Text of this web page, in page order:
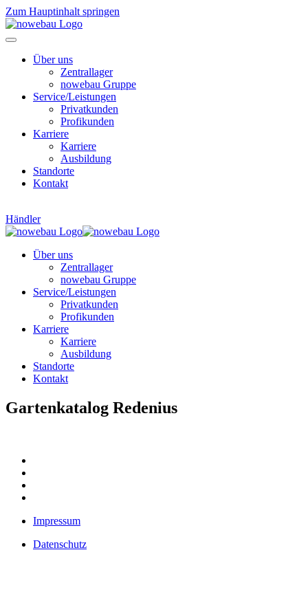
Zum Hauptinhalt springen
Über uns
Zentrallager
nowebau Gruppe
Service/Leistungen
Privatkunden
Profikunden
Karriere
Karriere
Ausbildung
Standorte
Kontakt
Händler
Über uns
Zentrallager
nowebau Gruppe
Service/Leistungen
Privatkunden
Profikunden
Karriere
Karriere
Ausbildung
Standorte
Kontakt
Gartenkatalog Redenius
Impressum
Datenschutz